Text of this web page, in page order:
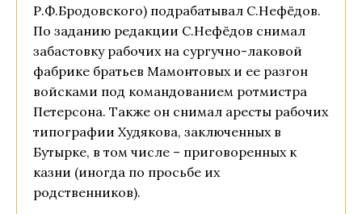
Р.Ф.Бродовского) подрабатывал С.Нефёдов.
По заданию редакции С.Нефёдов снимал
забастовку рабочих на сургучно-лаковой
фабрике братьев Мамонтовых и ее разгон
войсками под командованием ротмистра
Петерсона. Также он снимал аресты рабочих
типографии Худякова, заключенных в
Бутырке, в том числе – приговоренных к
казни (иногда по просьбе их
родственников).